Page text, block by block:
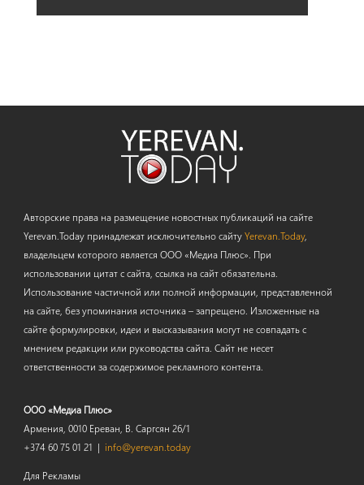
Авторские права на размещение новостных публикаций на сайте
Yerevan.Today принадлежат исключительно сайтуYerevan.Today,
владельцем которого является ООО «Медиа Плюс». При
использовании цитат с сайта, ссылка на сайт обязательна.
Использование частичной или полной информации, представленной
на сайте, без упоминания источника – запрещено. Изложенные на
сайте формулировки, идеи и высказывания могут не совпадать с
мнением редакции или руководства сайта. Сайт не несет
ответственности за содержимое рекламного контента.
ООО «Медиа Плюс»
Армения, 0010 Ереван, В. Саргсян 26/1
+374 60 75 01 21 | info@yerevan.today
Для Рекламы